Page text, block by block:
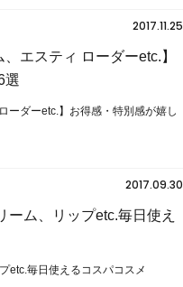
2017.11.25
エスティ ローダーetc.】
選
ーダーetc.】お得感・特別感が嬉し
2017.09.30
ーム、リップetc.毎日使え
etc.毎日使えるコスパコスメ